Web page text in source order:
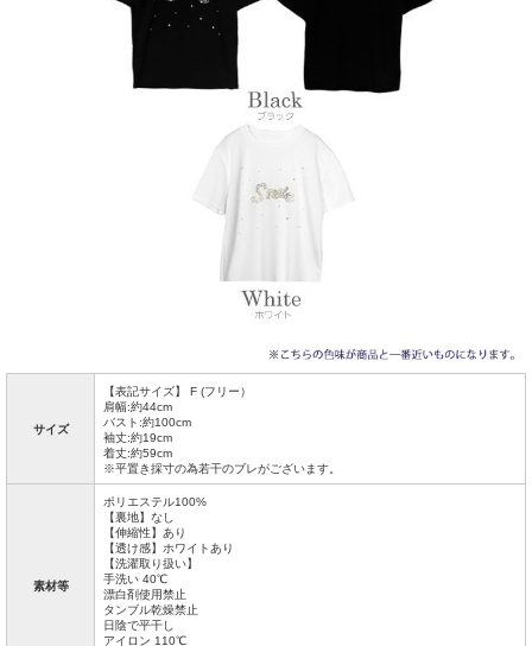
サイズ
【表記サイズ】 F (フリー）
肩幅:約44cm
バスト:約100cm
袖丈:約19cm
着丈:約59cm
※平置き採寸の為若干のブレがございます。
素材等
ポリエステル100%
【裏地】なし
【伸縮性】あり
【透け感】ホワイトあり
【洗濯取り扱い】
手洗い 40℃
漂白剤使用禁止
タンブル乾燥禁止
日陰で平干し
アイロン 110℃